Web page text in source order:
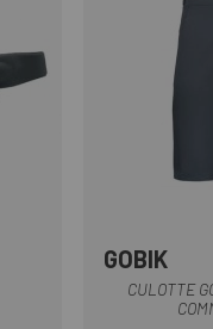
GOBIK
CULOTTE